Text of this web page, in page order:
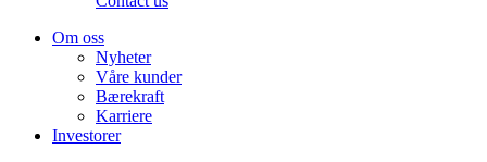
Om oss
Nyheter
Våre kunder
Bærekraft
Karriere
Investorer